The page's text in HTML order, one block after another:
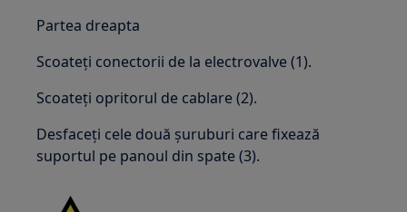
Partea dreapta
Scoateți conectorii de la electrovalve (1).
Scoateți opritorul de cablare (2).
Desfaceți cele două șuruburi care fixează
suportul pe panoul din spate (3).